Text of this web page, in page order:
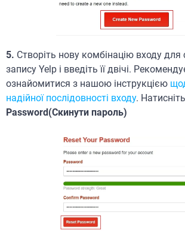
5. Створіть нову комбінацію входу для
запису Yelp і введіть її двічі.
ознайомитися з нашою інструкцією
надійної послідовності входу.
Password(Скинути пароль)